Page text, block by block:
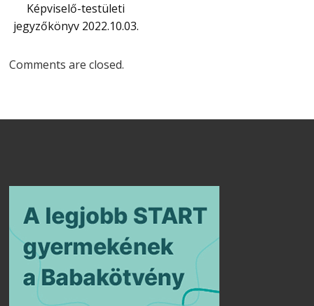
Képviselő-testületi
jegyzőkönyv 2022.10.03.
Comments are closed.